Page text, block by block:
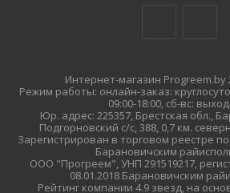
Интернет-магазин Progreem.by
Режим работы: онлайн-заказ:
09:00-18:00, сб-вс:
Юр. адрес: 225357, Брестская обл.,
Подгорновский с/с, 388, 0,7 км.
Зарегистрирован в торговом реестре
Барановичским
ООО "Прогреем", УНП 291519217,
08.01.2018 Барановичским
Рейтинг компании 4.9 звезд, на